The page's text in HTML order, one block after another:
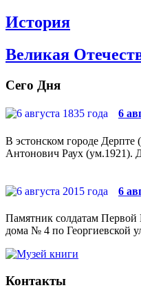
История
Великая
Сего Дня
6
В эстонском городе
Антонович Раух (ум.1921).
6
Памятник солдатам
дома № 4 по Георгиевской
Контакты